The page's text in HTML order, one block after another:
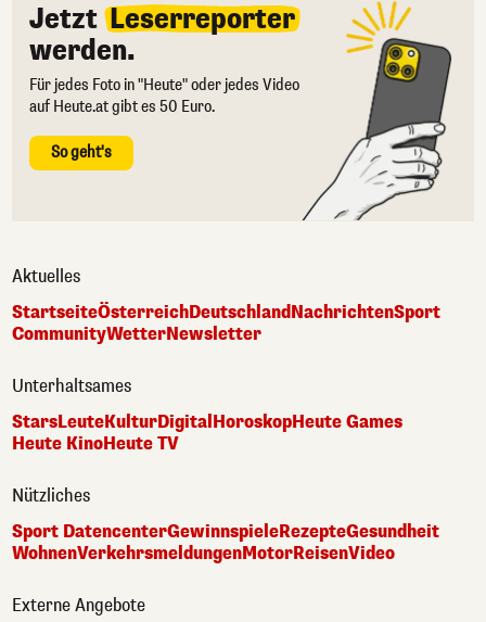
Jetzt Leserreporter
werden.
Für jedes Foto in "Heute" oder jedes Video
auf Heute.at gibt es 50 Euro.
So geht's
Aktuelles
StartseiteÖsterreichDeutschlandNachrichtenSport
CommunityWetterNewsletter
Unterhaltsames
StarsLeuteKulturDigitalHoroskopHeute Games
Heute KinoHeute TV
Nützliches
Sport DatencenterGewinnspieleRezepteGesundheit
WohnenVerkehrsmeldungenMotorReisenVideo
Externe Angebote